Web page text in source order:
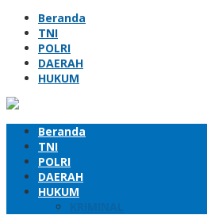
Beranda
TNI
POLRI
DAERAH
HUKUM
Beranda
TNI
POLRI
DAERAH
HUKUM
KRIMINAL